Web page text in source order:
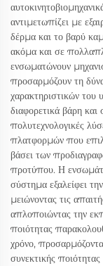
αντιμετωπίζει με
δέρμα και το βαρύ
ακόμα και σε
ενσωματώνουν
προσαρμόζουν τη
χαρακτηριστικών του
διαφορετικά βάρη
πολυτεχνολογικές
πλατφορμών που
βάσει των
προτύπου. Η
σύστημα εξαλείφει
μειώνοντας τις
απλοποιώντας την
ποιότητας
χρόνο,
συνεκτικής